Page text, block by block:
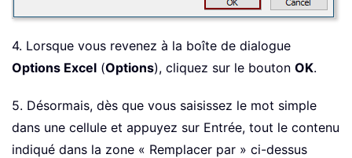
4. Lorsque vous revenez à la boîte de dialogue
Options Excel (Options), cliquez sur le bouton OK.
5. Désormais, dès que vous saisissez le mot simple
dans une cellule et appuyez sur Entrée, tout le contenu
indiqué dans la zone « Remplacer par » ci-dessus